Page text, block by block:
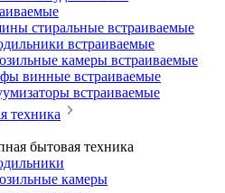
стиральные встраиваемые
встраиваемые
камеры встраиваемые
винные встраиваемые
встраиваемые
техника
бытовая техника
камеры